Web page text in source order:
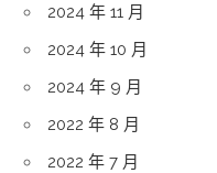
2024 年 11 月
2024 年 10 月
2024 年 9 月
2022 年 8 月
2022 年 7 月